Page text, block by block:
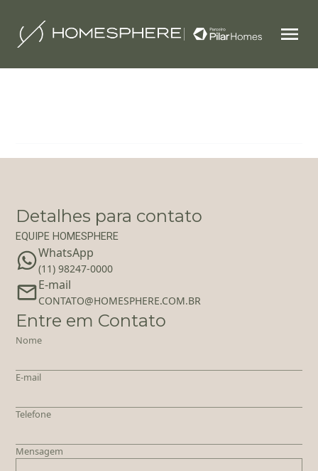
1
Detalhes para contato
EQUIPE HOMESPHERE
WhatsApp
(11) 98247-0000
E-mail
‪‬CONTATO@HOMESPHERE.COM.BR
Entre em Contato
Nome
E-mail
Telefone
Mensagem